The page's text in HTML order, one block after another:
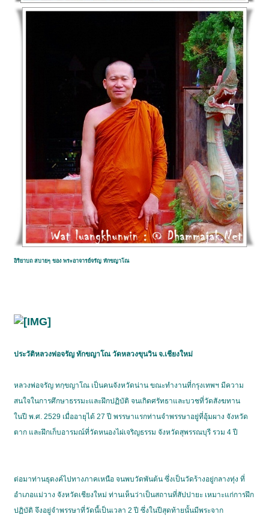
อิริยาบถ สบายๆ ของ พระอาจารย์จรัญ ทักขญาโณ
ประวัติหลวงพ่อจรัญ ทักขญาโณ วัดหลวงขุนวิน จ.เชียงใหม่
หลวงพ่อจรัญ ทกฺขญาโณ เป็นคนจังหวัดน่าน ขณะทำงานที่กรุงเทพฯ มีความ
สนใจในการศึกษาธรรมะและฝึกปฏิบัติ จนเกิดศรัทธาและบวชที่วัดสังฆทาน
ในปี พ.ศ. 2529 เมื่ออายุได้ 27 ปี พรรษาแรกท่านจำพรรษาอยู่ที่อุ้มผาง จังหวัด
ตาก และฝึกเก็บอารมณ์ที่วัดหนองไผ่เจริญธรรม จังหวัดสุพรรณบุรี รวม 4 ปี
ต่อมาท่านธุดงค์ไปทางภาคเหนือ จนพบวัดพันต้น ซึ่งเป็นวัดร้างอยู่กลางทุ่ง ที่
อำเภอแม่วาง จังหวัดเชียงใหม่ ท่านเห็นว่าเป็นสถานที่สัปปายะ เหมาะแก่การฝึก
ปฏิบัติ จึงอยู่จำพรรษาที่วัดนี้เป็นเวลา 2 ปี ซึ่งในปีสุดท้ายนั้นมีพระจาก